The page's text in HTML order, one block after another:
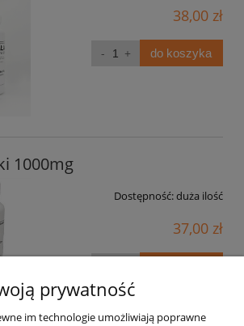
38,00 zł
do koszyka
1000mg
Dostępność:duża ilość
37,00 zł
prywatność
im technologie umożliwiają poprawne